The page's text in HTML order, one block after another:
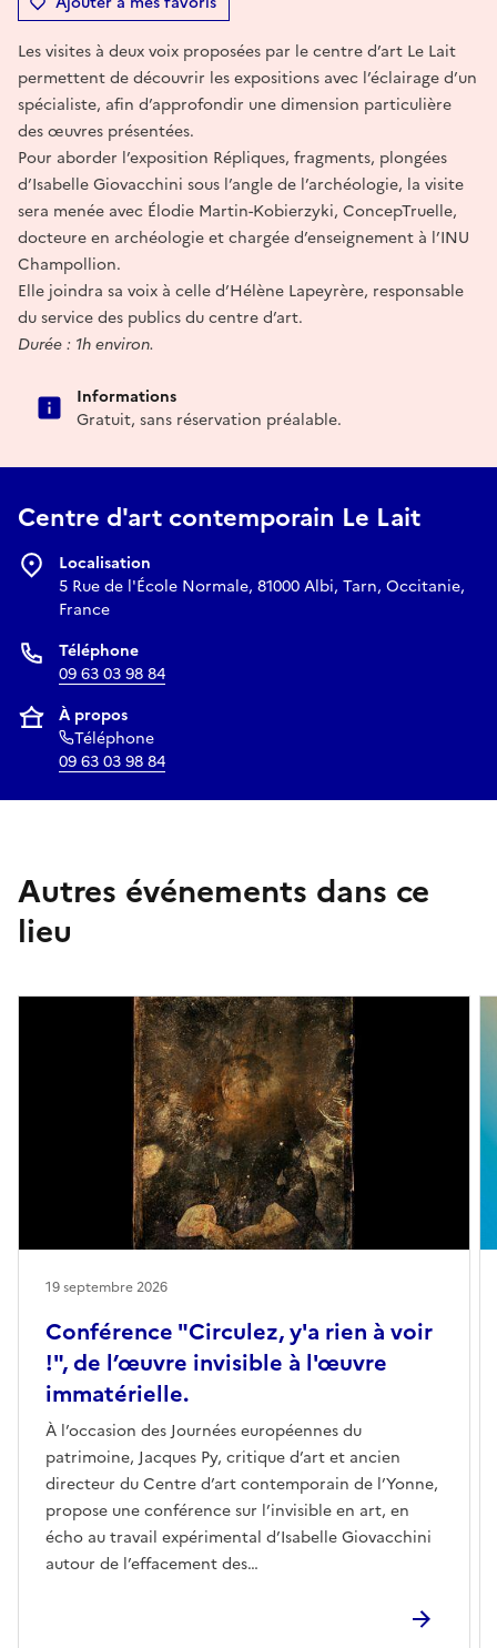
Les visites à deux voix proposées par le centre d’art Le Lait
permettent de découvrir les expositions avec l’éclairage d’un
spécialiste, afin d’approfondir une dimension particulière
des œuvres présentées.
Pour aborder l’exposition Répliques, fragments, plongées
d’Isabelle Giovacchini sous l’angle de l’archéologie, la visite
sera menée avec Élodie Martin-Kobierzyki, ConcepTruelle,
docteure en archéologie et chargée d’enseignement à l’INU
Champollion.
Elle joindra sa voix à celle d’Hélène Lapeyrère, responsable
du service des publics du centre d’art.
Durée : 1h environ.
Informations
Gratuit, sans réservation préalable.
Centre d'art contemporain Le Lait
Localisation
5 Rue de l'École Normale, 81000 Albi, Tarn, Occitanie,
France
Téléphone
09 63 03 98 84
À propos
Téléphone
09 63 03 98 84
Autres événements dans ce
lieu
Conférence "Circulez, y'a rien à voir
!", de l’œuvre invisible à l'œuvre
immatérielle.
À l’occasion des Journées européennes du
patrimoine, Jacques Py, critique d’art et ancien
directeur du Centre d’art contemporain de l’Yonne,
propose une conférence sur l’invisible en art, en
écho au travail expérimental d’Isabelle Giovacchini
autour de l’effacement des
19 septembre 2026